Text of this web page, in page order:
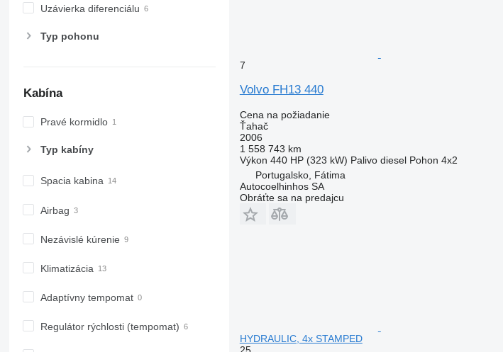
Uzávierka diferenciálu
Typ pohonu
Kabína
Pravé kormidlo
Typ kabíny
Spacia kabina
Airbag
Nezávislé kúrenie
Klimatizácia
Adaptívny tempomat
Regulátor rýchlosti (tempomat)
7
Volvo FH13 440
Cena na požiadanie
Ťahač
2006
1 558 743 km
Výkon 440 HP (323 kW) Palivo diesel Pohon 4x2
Portugalsko, Fátima
Autocoelhinhos SA
Obráťte sa na predajcu
HYDRAULIC, 4x STAMPED
25